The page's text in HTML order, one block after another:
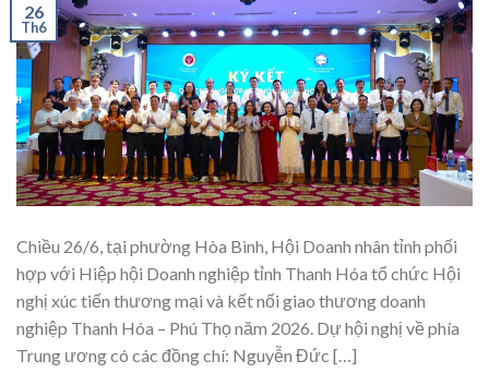
26
Th6
Chiều 26/6, tại phường Hòa Bình, Hội Doanh nhân tỉnh phối
hợp với Hiệp hội Doanh nghiệp tỉnh Thanh Hóa tổ chức Hội
nghị xúc tiến thương mại và kết nối giao thương doanh
nghiệp Thanh Hóa – Phú Thọ năm 2026. Dự hội nghị về phía
Trung ương có các đồng chí: Nguyễn Đức […]